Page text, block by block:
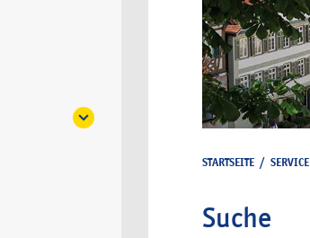
STARTSEITE / SERVICE
Suche